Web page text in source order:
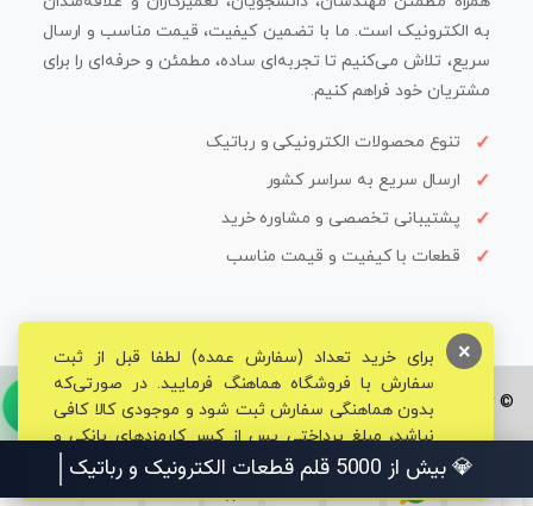
به الکترونیک است. ما با تضمین کیفیت، قیمت مناسب و ارسال
سریع، تلاش می‌کنیم تا تجربه‌ای ساده، مطمئن و حرفه‌ای را برای
مشتریان خود فراهم کنیم.
تنوع محصولات الکترونیکی و رباتیک
ارسال سریع به سراسر کشور
پشتیبانی تخصصی و مشاوره خرید
قطعات با کیفیت و قیمت مناسب
© تمامی حقوق برای فروشگاه تخصصی قم الکترونیک محفوظ می‌باشد.
برای خرید تعداد (سفارش عمده) لطفا قبل از ثبت
سفارش با فروشگاه هماهنگ فرمایید. در صورتی‌که
بدون هماهنگی سفارش ثبت شود و موجودی کالا کافی
نباشد، مبلغ پرداختی پس از کسر کارمزدهای بانکی و
مالیاتی به حساب شما بازگشت داده خواهد شد.
×
💎 بیش از 5000 قلم قطعات الکترونیک و رباتیک